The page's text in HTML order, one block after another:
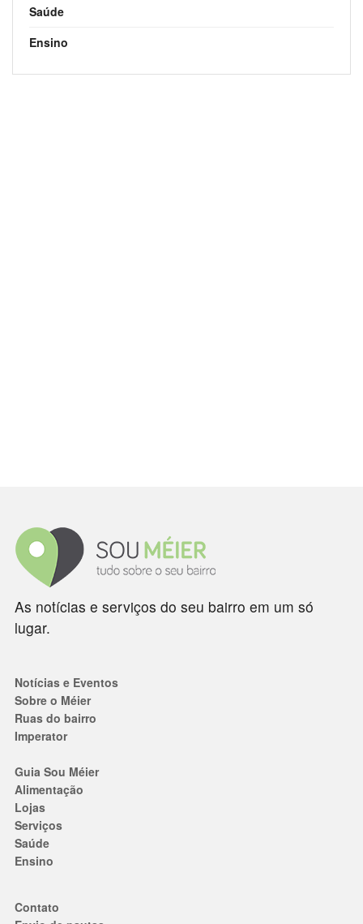
Saúde
Ensino
As notícias e serviços do seu bairro em um só
lugar.
Notícias e Eventos
Sobre o Méier
Ruas do bairro
Imperator
Guia Sou Méier
Alimentação
Lojas
Serviços
Saúde
Ensino
Contato